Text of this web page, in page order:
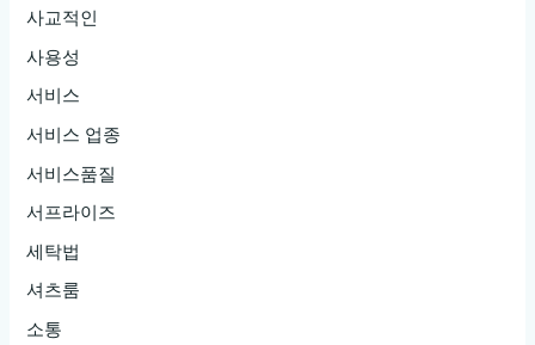
사교적인
사용성
서비스
서비스 업종
서비스품질
서프라이즈
세탁법
셔츠룸
소통